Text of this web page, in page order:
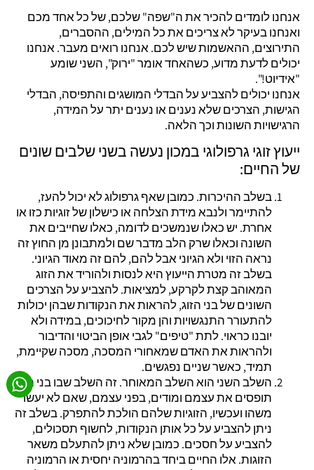
אנחנו לומדים להכיר את ה"שפה" שלכם, של כל אחד מכם
ואנחנו בעיקר לא צריכים את כל המילים, ההסברים,
התירוצים, ההאשמות שיש לכם. אנחנו רואים מעבר. אנחנו
יכולים לדעת מדוע, כשהאחד אומר "ירוק", השני שומע
"אידיוט!".
אנחנו יכולים להצביע על הבדלי המושגים והתפיסה, הבדלי
הגישות, הצרכים שלא נענים או נענים יתר על המידה,
הרגישויות השונות וכך הלאה.
ייעוץ זוגי גרפולוגי במכון נעשה בשני שלבים שונים
של החיים:
בשלב ההיכרות. כמובן שאף גרפולוג לא יכול להעז,
להתיימר ולנבא מידת הצלחה או כישלון של זוגיות כזו או
אחרת. יש כאלו שנמשכים לדומה, כאלו שחייבים את
השונה וכאלו שרק הלב מדבר שם ולמתבונן מן החוץ זה
נראה הזוי ולא הגיוני אבל להם, להם זה מאוד הגיוני.
בשלב זה מטרת הייעוץ היא לנסות ולהוריד את הזוג
המאוהב קצת לקרקע, למציאות. להצביע על הצרכים
השונים של בני הזוג, להראות את הנקודות שבהן יכולות
להתעורר התנגשויות והן מקור לחיכוכים, במידה ולא
יובנו כראוי. לתת "טיפים" לגבי אופן הביטוי והדיבור
ולהראות את האדם שמאחורי המסכה, מסכה שקיימת,
תמיד, כאשר שניים נפגשים.
השלב השני הוא השלב המאוחר. זה השלב שבו בני הזוג
תופסים את עצמם ומודים, בפני עצמם, שאם לא יעשו
משהו ועכשיו, הזוגיות שלהם הולכת להתפרק. בשלב זה
ניתן להצביע על כל אותן הנקודות, לחשוף תסכולים,
להצביע על חסכים. כמובן שלא ניתן להתעלם משאר
הזוגות. אלו החיים ביחד בהרמוניה יחסית או הרמוניה